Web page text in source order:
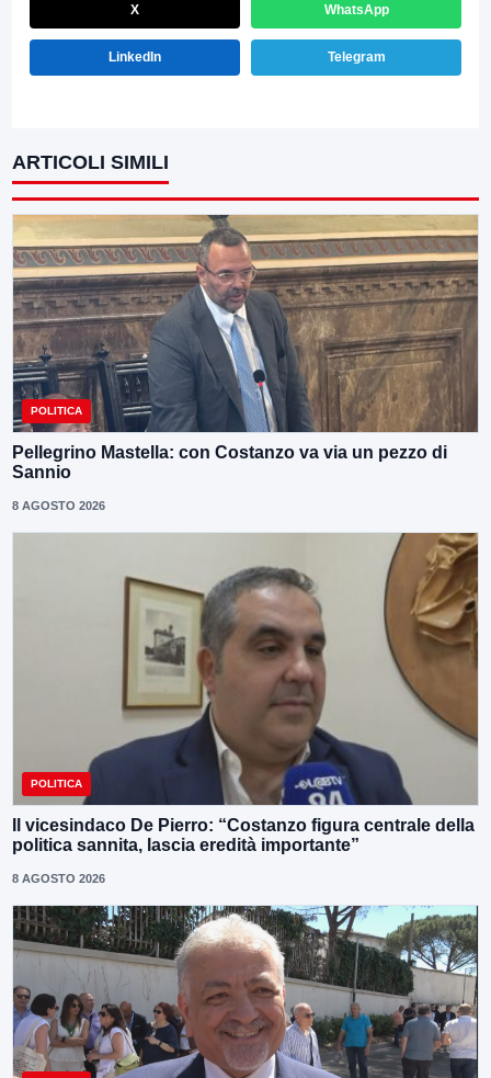
X WhatsApp
LinkedIn Telegram
ARTICOLI SIMILI
POLITICA
Pellegrino Mastella: con Costanzo va via un pezzo di
Sannio
8 AGOSTO 2026
POLITICA
Il vicesindaco De Pierro: “Costanzo figura centrale della
politica sannita, lascia eredità importante”
8 AGOSTO 2026